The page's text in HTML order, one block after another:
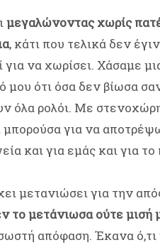
μεγαλώνοντας χωρίς
, κάτι που τελικά δεν
για να χωρίσει. Χάσαμε
ότι όσα δεν βίωσα
όλα ρολόι. Με
για να
και για εμάς και για το
μετανιώσει για την
το μετάνιωσα ούτε μισή
απόφαση. Έκανα